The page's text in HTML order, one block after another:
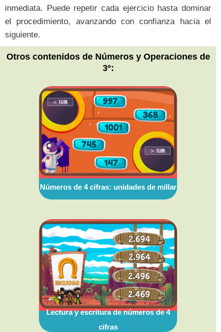
inmediata. Puede repetir cada ejercicio hasta dominar
el procedimiento, avanzando con confianza hacia el
siguiente.
Otros contenidos de Números y Operaciones de
3º:
Números de 4 cifras: unidades de millar
Lectura y escritura de números de 4
cifras